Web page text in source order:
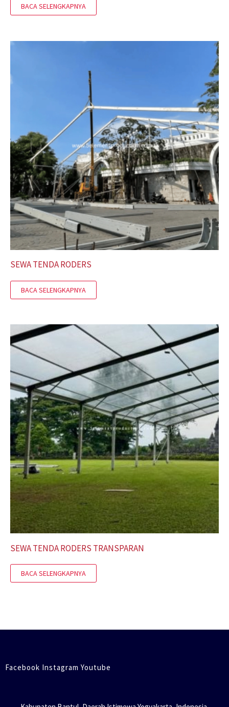
BACA SELENGKAPNYA
SEWA TENDA RODERS
BACA SELENGKAPNYA
SEWA TENDA RODERS TRANSPARAN
BACA SELENGKAPNYA
Facebook Instagram Youtube